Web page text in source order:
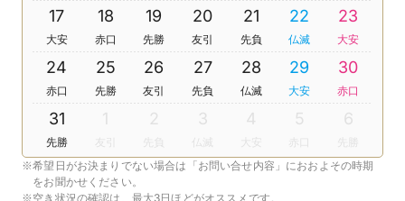
17
大安
18
赤口
19
先勝
20
友引
21
先負
22
仏滅
23
大安
24
赤口
25
先勝
26
友引
27
先負
28
仏滅
29
大安
30
赤口
31
先勝
1
友引
2
先負
3
仏滅
4
大安
5 6
※希望日がお決まりでない場合は「お問い合せ内容」におおよその時期
をお聞かせください。
※空き状況の確認は、最大3日ほどがオススメです。